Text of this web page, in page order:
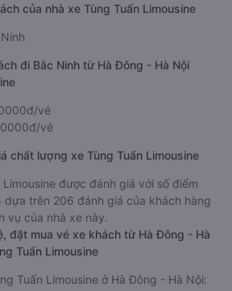
Nội
của nhà xe Tùng Tuấn Limousine
đi Bắc Ninh từ Hà Đông - Hà Nội
vé
chất lượng xe Tùng Tuấn Limousine
Limousine được đánh giá với số điểm
trên 206 đánh giá của khách hàng
vụ của nhà xe này.